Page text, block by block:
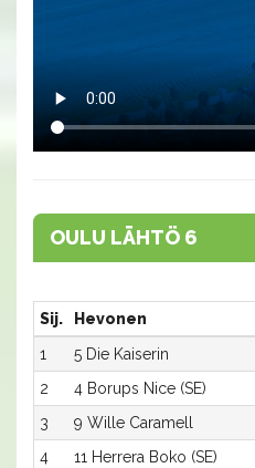
OULU LÄHTÖ 6
Sij. Hevonen
1
5 Die Kaiserin
2
4 Borups Nice (SE)
3
9 Wille Caramell
4
11 Herrera Boko (SE)